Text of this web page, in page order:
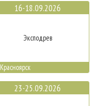
16-18.09.2026
Эксподрев
Красноярск
23-25.09.2026